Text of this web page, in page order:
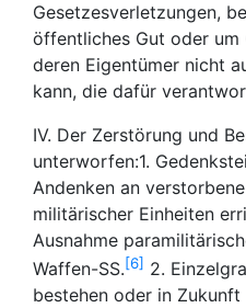
Gesetzesverletzungen,
öffentliches Gut oder um
deren Eigentümer nicht
kann, die dafür
IV. Der Zerstörung und
unterworfen:1.
Andenken an
militärischer Einheiten
Ausnahme
Waffen-SS. 6
2.
bestehen oder in